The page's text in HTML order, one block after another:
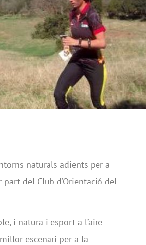
naturals adients per a
del Club d’Orientació del
i natura i esport a l’aire
escenari per a la